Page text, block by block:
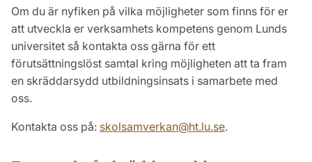
Om du är nyfiken på vilka möjligheter som finns för er
att utveckla er verksamhets kompetens genom Lunds
universitet så kontakta oss gärna för ett
förutsättningslöst samtal kring möjligheten att ta fram
en skräddarsydd utbildningsinsats i samarbete med
oss.
Kontakta oss på: skolsamverkan@ht.lu.se.